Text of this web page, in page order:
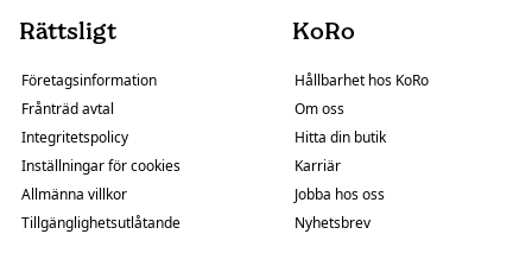
Rättsligt
Företagsinformation
Frånträd avtal
Integritetspolicy
Inställningar för cookies
Allmänna villkor
Tillgänglighetsutlåtande
KoRo
Hållbarhet hos KoRo
Om oss
Hitta din butik
Karriär
Jobba hos oss
Nyhetsbrev